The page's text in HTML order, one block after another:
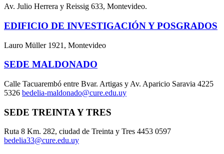
Av. Julio Herrera y Reissig 633, Montevideo.
EDIFICIO DE INVESTIGACIÓN Y POSGRADOS
Lauro Müller 1921, Montevideo
SEDE MALDONADO
Calle Tacuarembó entre Bvar. Artigas y Av. Aparicio Saravia 4225
5326 bedelia-maldonado@cure.edu.uy
SEDE TREINTA Y TRES
Ruta 8 Km. 282, ciudad de Treinta y Tres 4453 0597
bedelia33@cure.edu.uy